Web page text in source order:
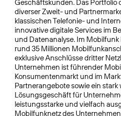
Geschäftskunden. Das Portfolio
diverser Zweit- und
klassischen Telefonie- und
innovative digitale Services im
und Datenanalyse. Im
rund 35 Millionen
exklusive Anschlüsse dritter
Unternehmen ist führender
Konsumentenmarkt und im
Partnerangebote sowie ein
Lösungsgeschäft für
leistungsstarke und vielfach
Mobilfunknetz des